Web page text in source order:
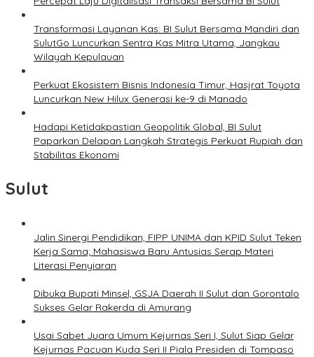
Transformasi Layanan Kas: BI Sulut Bersama Mandiri dan
SulutGo Luncurkan Sentra Kas Mitra Utama, Jangkau
Wilayah Kepulauan
Perkuat Ekosistem Bisnis Indonesia Timur, Hasjrat Toyota
Luncurkan New Hilux Generasi ke-9 di Manado
Hadapi Ketidakpastian Geopolitik Global, BI Sulut
Paparkan Delapan Langkah Strategis Perkuat Rupiah dan
Stabilitas Ekonomi
Sulut
Jalin Sinergi Pendidikan, FIPP UNIMA dan KPID Sulut Teken
Kerja Sama; Mahasiswa Baru Antusias Serap Materi
Literasi Penyiaran
Dibuka Bupati Minsel, GSJA Daerah II Sulut dan Gorontalo
Sukses Gelar Rakerda di Amurang
Usai Sabet Juara Umum Kejurnas Seri I, Sulut Siap Gelar
Kejurnas Pacuan Kuda Seri II Piala Presiden di Tompaso